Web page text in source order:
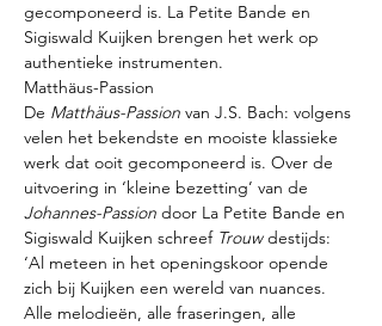
gecomponeerd is. La Petite Bande en
Sigiswald Kuijken brengen het werk op
authentieke instrumenten.
Matthäus-Passion
De Matthäus-Passion van J.S. Bach: volgens
velen het bekendste en mooiste klassieke
werk dat ooit gecomponeerd is. Over de
uitvoering in ‘kleine bezetting’ van de
Johannes-Passion door La Petite Bande en
Sigiswald Kuijken schreef Trouw destijds:
‘Al meteen in het openingskoor opende
zich bij Kuijken een wereld van nuances.
Alle melodieën, alle fraseringen, alle